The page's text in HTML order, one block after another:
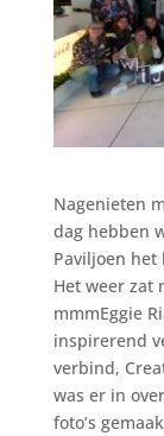
Nagenieten
dag hebben
Paviljoen
Het weer zat
mmmEggie
inspirerend
verbind,
was er in
foto’s